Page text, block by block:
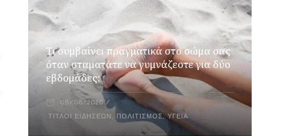
Τι συμβαίνει πραγματικά στο σώμα σας
όταν σταματάτε να γυμνάζεστε για δύο
εβδομάδες;
08/08/2026
ΤΊΤΛΟΙ ΕΙΔΉΣΕΩΝ , ΠΟΛΙΤΙΣΜΌΣ,ΥΓΕΊΑ